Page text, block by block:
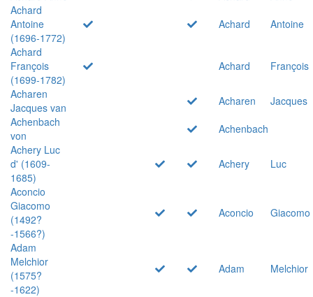
Achard
Antoine
(1696-1772)
Achard
Antoine
Achard
François
(1699-1782)
Achard
François
Acharen
Jacques van
Acharen
Jacques
Achenbach
von
Achenbach
Achery Luc
d' (1609-
1685)
Achery
Luc
Aconcio
Giacomo
(1492?
-1566?)
Aconcio Giacomo
Adam
Melchior
(1575?
-1622)
Adam Melchior